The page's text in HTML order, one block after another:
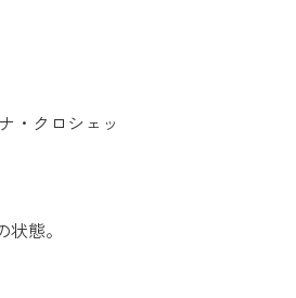
・クロシェッ
態。